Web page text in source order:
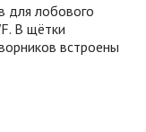
для лобового
В щётки
встроены